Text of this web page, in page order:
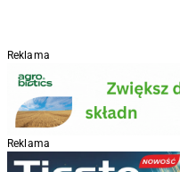
Reklama
Reklama